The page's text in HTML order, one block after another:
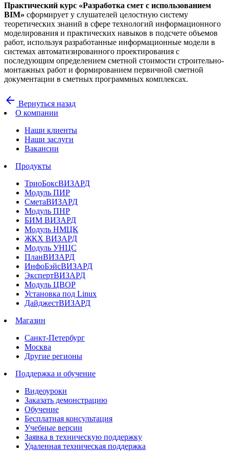
Практический курс «Разработка смет с использованием
BIM» сформирует у слушателей целостную систему
теоретических знаний в сфере технологий информационного
моделирования и практических навыков в подсчете объемов
работ, используя разработанные информационные модели в
системах автоматизированного проектирования с
последующим определением сметной стоимости строительно-
монтажных работ и формированием первичной сметной
документации в сметных программных комплексах.
arrow_back Вернуться назад
О компании
Наши клиенты
Наши заслуги
Вакансии
Продукты
ТриоБоксВИЗАРД
Модуль ПИР
СметаВИЗАРД
Модуль ПНР
БИМ ВИЗАРД
Модуль НМЦК
ЖКХ ВИЗАРД
Модуль УНЦС
ПланВИЗАРД
ИнфоБэйсВИЗАРД
ЭкспертВИЗАРД
Модуль ЦВОР
Установка под Linux
ДайджестВИЗАРД
Магазин
Санкт-Петербург
Москва
Другие регионы
Поддержка и обучение
Видеоуроки
Заказать демонстрацию
Обучение
Бесплатная консультация
Учебные версии
Заявка в техническую поддержку
Удаленная техническая поддержка